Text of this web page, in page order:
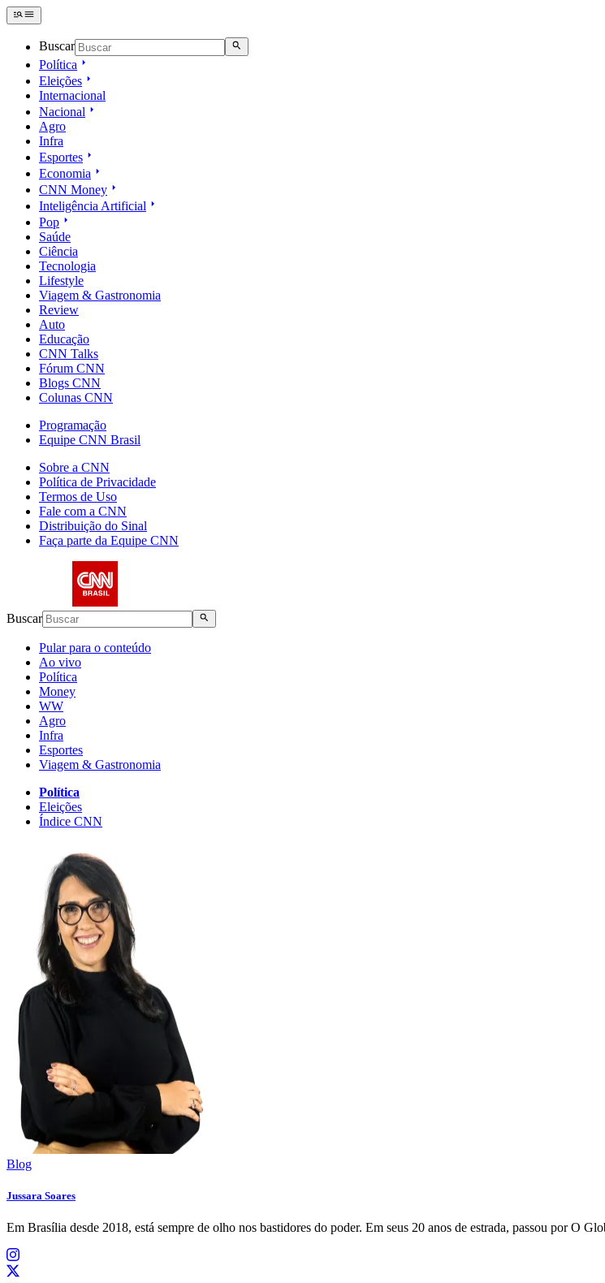
Buscar
Política
Eleições
Internacional
Nacional
Agro
Infra
Esportes
Economia
CNN Money
Inteligência Artificial
Pop
Saúde
Ciência
Tecnologia
Lifestyle
Viagem & Gastronomia
Review
Auto
Educação
CNN Talks
Fórum CNN
Blogs CNN
Colunas CNN
Programação
Equipe CNN Brasil
Sobre a CNN
Política de Privacidade
Termos de Uso
Fale com a CNN
Distribuição do Sinal
Faça parte da Equipe CNN
Buscar
Pular para o conteúdo
Ao vivo
Política
Money
WW
Agro
Infra
Esportes
Viagem & Gastronomia
Política
Eleições
Índice CNN
Blog
Jussara Soares
Em Brasília desde 2018, está sempre de olho nos bastidores do poder. Em seus 20 anos de estrada, passou por O